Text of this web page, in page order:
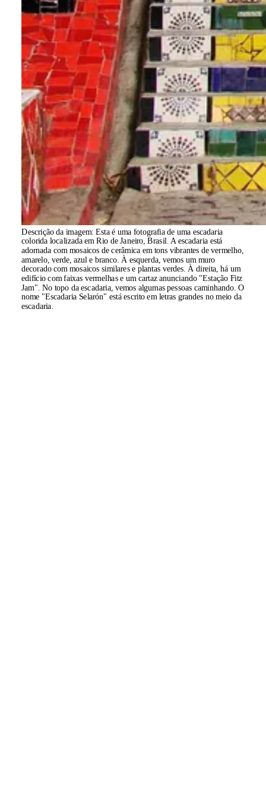
Descrição da imagem:Esta é uma fotografia de uma escadaria
colorida localizada em Rio de Janeiro, Brasil. A escadaria está
adornada com mosaicos de cerâmica em tons vibrantes de vermelho,
amarelo, verde, azul e branco. À esquerda, vemos um muro
decorado com mosaicos similares e plantas verdes. À direita, há um
edifício com faixas vermelhas e um cartaz anunciando "Estação Fitz
Jam". No topo da escadaria, vemos algumas pessoas caminhando. O
nome "Escadaria Selarón" está escrito em letras grandes no meio da
escadaria.